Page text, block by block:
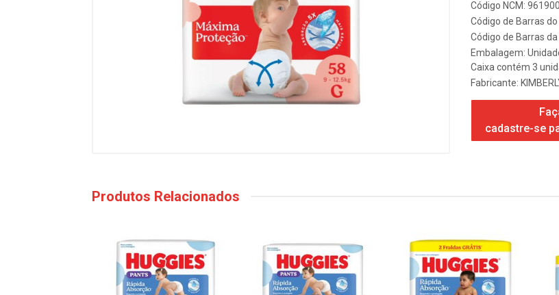
Código NCM:
Código de Barras
Código de Barras
Embalagem:
Caixa contém 3
Fabricante:
cadastre-se
Produtos Relacionados